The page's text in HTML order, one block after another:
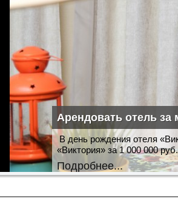
Арендовать отель
В день рождения отеля
«Виктория» за 1 000 000
Подробнее...